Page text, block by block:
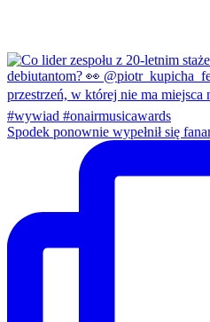
Spodek ponownie wypełnił się